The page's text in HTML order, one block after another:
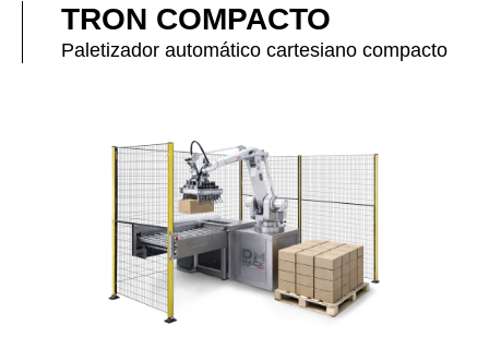
TRON COMPACTO
Paletizador automático cartesiano compacto